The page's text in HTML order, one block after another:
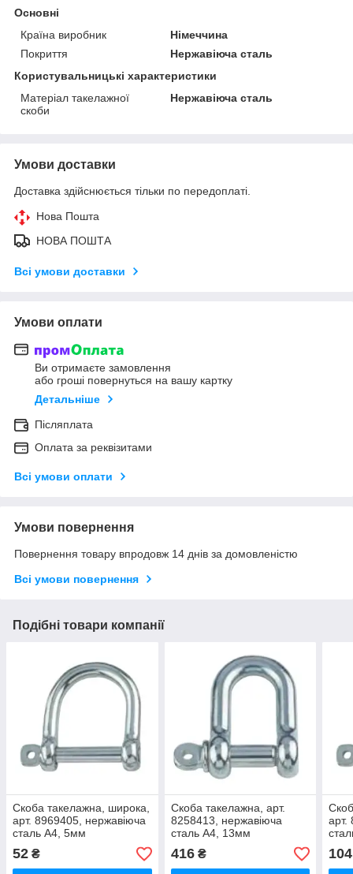
Основні
Країна виробник
Німеччина
Покриття
Нержавіюча сталь
Користувальницькі характеристики
Матеріал такелажної
скоби
Нержавіюча сталь
Умови доставки
Доставка здійснюється тільки по передоплаті.
Нова Пошта
НОВА ПОШТА
Всі умови доставки
Умови оплати
Ви отримаєте замовлення
або гроші повернуться на вашу картку
Детальніше
Післяплата
Оплата за реквізитами
Всі умови оплати
Умови повернення
Повернення товару впродовж 14 днів за домовленістю
Всі умови повернення
Подібні товари компанії
Скоба такелажна, широка,
арт. 8969405, нержавіюча
сталь А4, 5мм
52 ₴
Скоба такелажна, арт.
8258413, нержавіюча
сталь А4, 13мм
416₴
арт.
104